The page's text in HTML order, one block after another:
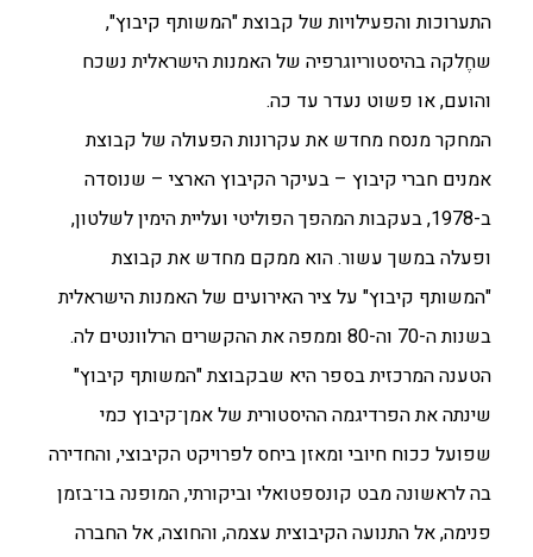
התערוכות והפעילויות של קבוצת "המשותף קיבוץ",
שחֶלקה בהיסטוריוגרפיה של האמנות הישראלית נשכח
והועם, או פשוט נעדר עד כה.
המחקר מנסח מחדש את עקרונות הפעולה של קבוצת
אמנים חברי קיבוץ – בעיקר הקיבוץ הארצי – שנוסדה
ב-1978, בעקבות המהפך הפוליטי ועליית הימין לשלטון,
ופעלה במשך עשור. הוא ממקם מחדש את קבוצת
"המשותף קיבוץ" על ציר האירועים של האמנות הישראלית
בשנות ה-70 וה-80 וממפה את ההקשרים הרלוונטים לה.
הטענה המרכזית בספר היא שבקבוצת "המשותף קיבוץ"
שינתה את הפרדיגמה ההיסטורית של אמן־קיבוץ כמי
שפועל ככוח חיובי ומאזן ביחס לפרויקט הקיבוצי, והחדירה
בה לראשונה מבט קונספטואלי וביקורתי, המופנה בו־בזמן
פנימה, אל התנועה הקיבוצית עצמה, והחוצה, אל החברה